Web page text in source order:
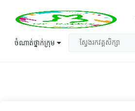
ចំណាត់ថ្នាក់ក្រុម